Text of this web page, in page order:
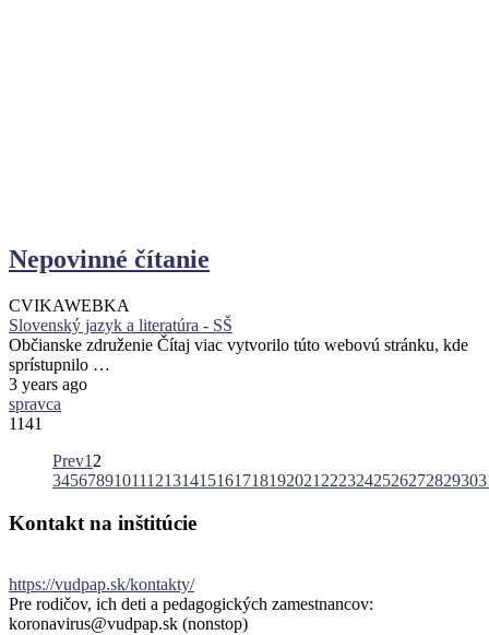
Nepovinné čítanie
CVIKAWEBKA
Slovenský jazyk a literatúra - SŠ
Občianske združenie Čítaj viac vytvorilo túto webovú stránku, kde
sprístupnilo …
3 years ago
spravca
1141
Prev1 2
3456789101112131415161718192021 222324252627282930
Kontakt na inštitúcie
https://vudpap.sk/kontakty/
Pre rodičov, ich deti a pedagogických zamestnancov:
koronavirus@vudpap.sk (nonstop)